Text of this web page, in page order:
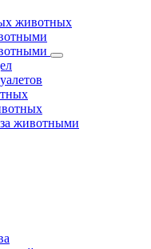
животных
животными